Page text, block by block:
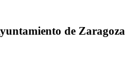
de Zaragoza